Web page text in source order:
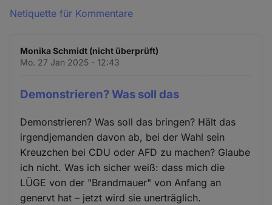
Netiquette für Kommentare
Monika Schmidt (nicht überprüft)
Mo. 27 Jan 2025 - 12:43
Demonstrieren? Was soll das
Demonstrieren? Was soll das bringen? Hält das
irgendjemanden davon ab, bei der Wahl sein
Kreuzchen bei CDU oder AFD zu machen? Glaube
ich nicht. Was ich sicher weiß: dass mich die
LÜGE von der "Brandmauer" von Anfang an
genervt hat – jetzt wird sie unerträglich.